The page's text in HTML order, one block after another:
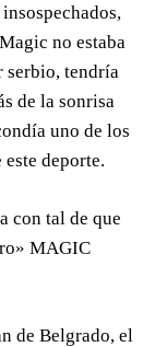
no estaba
serbio, tendría
de la sonrisa
uno de los
deporte.
con tal de que
MAGIC
de Belgrado, el